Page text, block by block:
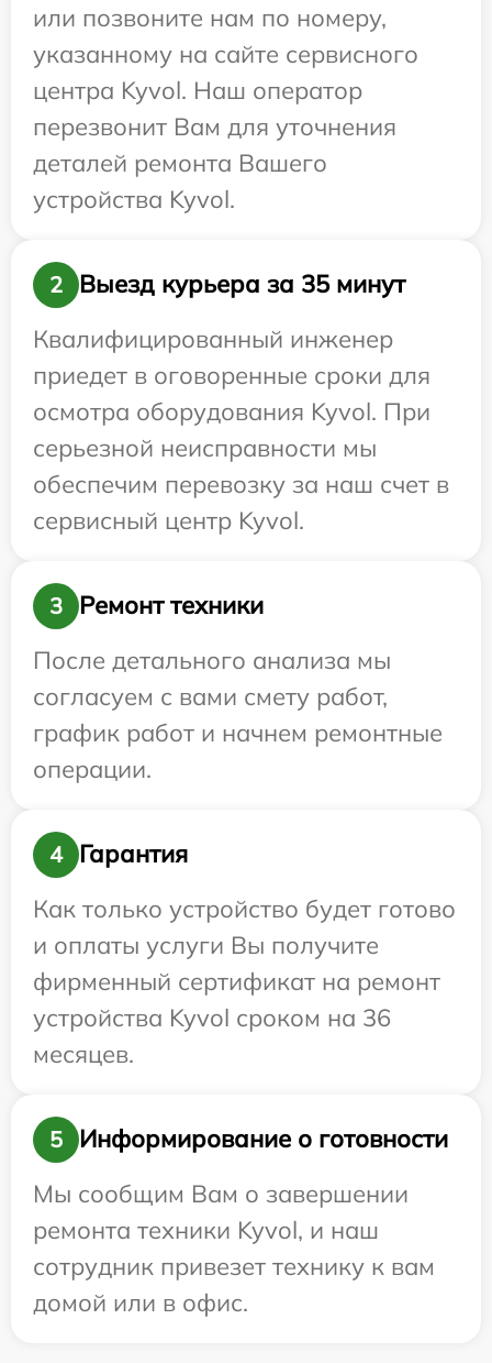
или позвоните нам по номеру,
указанному на сайте сервисного
центра Kyvol. Наш оператор
перезвонит Вам для уточнения
деталей ремонта Вашего
устройства Kyvol.
2
Выезд курьера за 35 минут
Квалифицированный инженер
приедет в оговоренные сроки для
осмотра оборудования Kyvol. При
серьезной неисправности мы
обеспечим перевозку за наш счет в
сервисный центр Kyvol.
3
Ремонт техники
После детального анализа мы
согласуем с вами смету работ,
график работ и начнем ремонтные
операции.
4
Гарантия
Как только устройство будет готово
и оплаты услуги Вы получите
фирменный сертификат на ремонт
устройства Kyvol сроком на 36
месяцев.
5
Информирование о готовности
Мы сообщим Вам о завершении
ремонта техники Kyvol, и наш
сотрудник привезет технику к вам
домой или в офис.